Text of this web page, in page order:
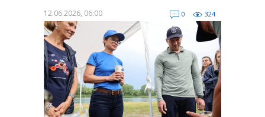
12.06.2026, 06:00 0 324